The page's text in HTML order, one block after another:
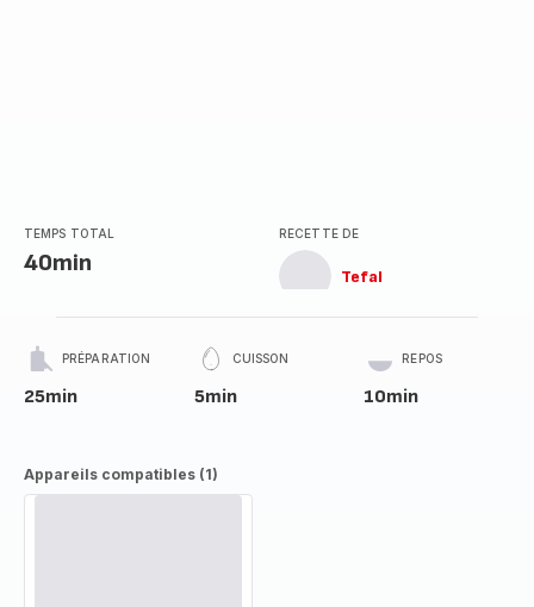
TEMPS TOTAL
40min
RECETTE DE
Tefal
PRÉPARATION
25min
CUISSON
5min
REPOS
10min
Appareils compatibles (1)